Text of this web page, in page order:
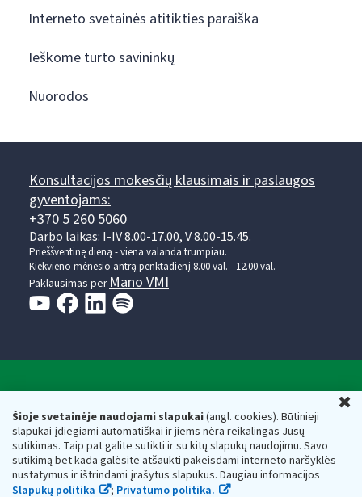
Šioje svetainėje naudojami slapukai(angl. cookies). Būtinieji
slapukai įdiegiami automatiškai ir jiems nėra reikalingas Jūsų
sutikimas. Taip pat galite sutikti ir su kitų slapukų naudojimu. Savo
sutikimą bet kada galėsite atšaukti pakeisdami interneto naršyklės
nustatymus ir ištrindami įrašytus slapukus. Daugiau informacijos
Slapukų politika
; Privatumo politika.
Interneto svetainės atitikties paraiška
Ieškome turto savininkų
Nuorodos
Konsultacijos mokesčių klausimais ir paslaugos
gyventojams:
+370 5 260 5060
Darbo laikas: I-IV 8.00-17.00, V 8.00-15.45.
Prieššventinę dieną - viena valanda trumpiau.
Kiekvieno mėnesio antrą penktadienį 8.00 val. - 12.00 val.
Paklausimas per Mano VMI
Respublikos finansų ministerijos
Biudžetinė įstaiga. Juridinio asmens kodas — 188659752,
adresas: Vasario 16-osios g. 14, 01107 Vilnius, Lietuva, el.paštas:
vmi@vmi.lt, E. pristatymo dėžutės adresas 188659752
Duomenys apie Valstybinę mokesčių inspekciją prie Lietuvos